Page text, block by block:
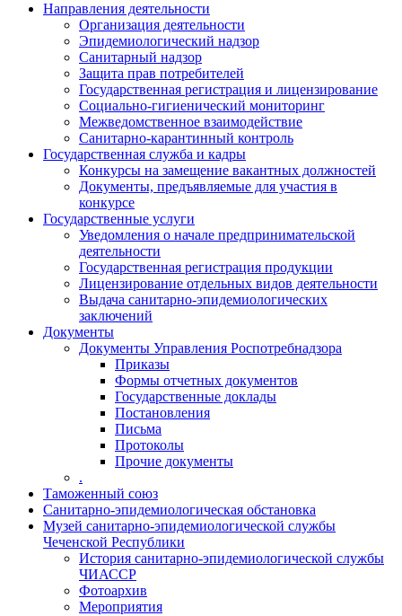
Направления деятельности
Организация деятельности
Эпидемиологический надзор
Санитарный надзор
Защита прав потребителей
Государственная регистрация и лицензирование
Социально-гигиенический мониторинг
Межведомственное взаимодействие
Санитарно-карантинный контроль
Государственная служба и кадры
Конкурсы на замещение вакантных должностей
Документы, предъявляемые для участия в
конкурсе
Государственные услуги
Уведомления о начале предпринимательской
деятельности
Государственная регистрация продукции
Лицензирование отдельных видов деятельности
Выдача санитарно-эпидемиологических
заключений
Документы
Документы Управления Роспотребнадзора
Приказы
Формы отчетных документов
Государственные доклады
Постановления
Письма
Протоколы
Прочие документы
.
Таможенный союз
Санитарно-эпидемиологическая обстановка
Музей санитарно-эпидемиологической службы
Чеченской Республики
История санитарно-эпидемиологической службы
ЧИАССР
Фотоархив
Мероприятия